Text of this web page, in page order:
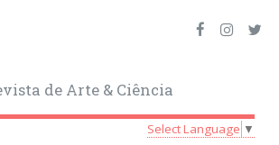
de Arte & Ciência
Select Language ▼